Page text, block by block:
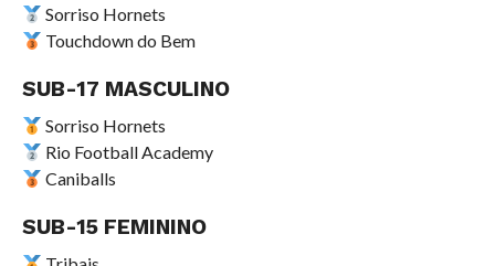
Sorriso Hornets
Touchdown do Bem
SUB-17 MASCULINO
Sorriso Hornets
Rio Football Academy
Caniballs
SUB-15 FEMININO